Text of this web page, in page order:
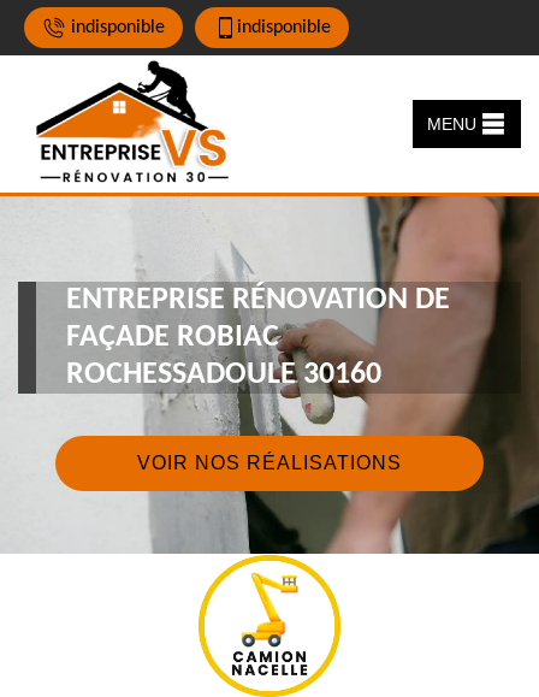
indisponible indisponible
MENU
ENTREPRISE RÉNOVATION DE
FAÇADE ROBIAC
ROCHESSADOULE 30160
VOIR NOS RÉALISATIONS